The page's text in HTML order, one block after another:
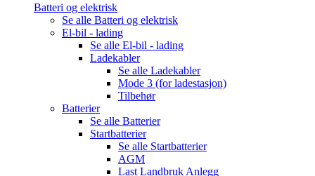
Batteri og elektrisk
Se alle Batteri og elektrisk
El-bil - lading
Se alle El-bil - lading
Ladekabler
Se alle Ladekabler
Mode 3 (for ladestasjon)
Tilbehør
Batterier
Se alle Batterier
Startbatterier
Se alle Startbatterier
AGM
Last Landbruk Anlegg